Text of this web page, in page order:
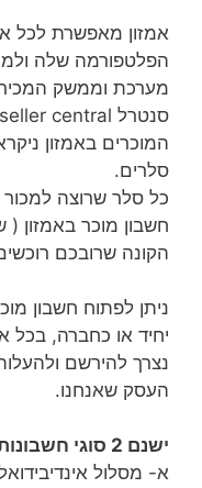
אמזון מאפשרת לכל
הפלטפורמה שלה
מערכת וממשק
סנטרל seller central.
המוכרים באמזון
סלרים.
כל סלר שרוצה למכור
חשבון מוכר באמזון
הקונה שרובכם
ניתן לפתוח חשבון
יחיד או כחברה, בכל
נצרך להירשם
העסק שאנחנו.
ישנם 2 סוגי חשבונות שניתן לפתוח:
א- מסלול